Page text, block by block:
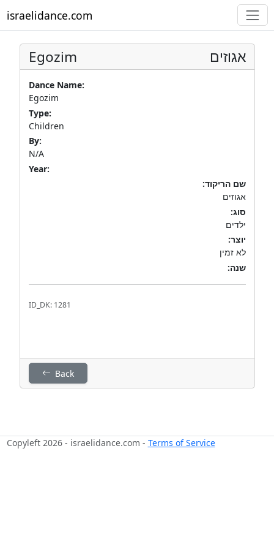
israelidance.com
Egozim אגוזים
Dance Name:
Egozim
Type:
Children
By:
N/A
Year:
שם הריקוד:
אגוזים
סוג:
ילדים
יוצר:
לא זמין
שנה:
ID_DK: 1281
Back
Copyleft 2026 - israelidance.com - Terms of Service